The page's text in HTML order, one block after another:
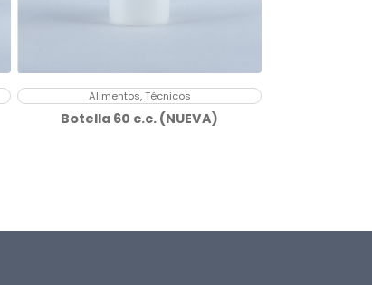
Alimentos, Técnicos
Botella 60 c.c. (NUEVA)